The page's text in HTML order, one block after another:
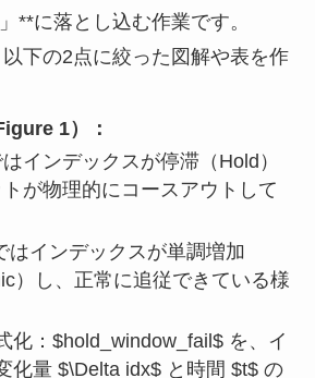
**に落とし込む作業です。
下の2点に絞った図解や表を作
1）：
インデックスが停滞（Hold）
トが物理的にコースアウトして
はインデックスが単調増加
）し、正常に追従できている様
化：$hold_window_fail$ を、イ
化量 $\Delta idx$ と時間 $t$ の